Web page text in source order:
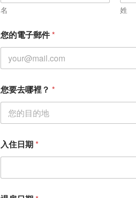
名 姓
入
住
期
的
電
子
件
您的電子郵件*
您要去哪裡？ *
入住日期*